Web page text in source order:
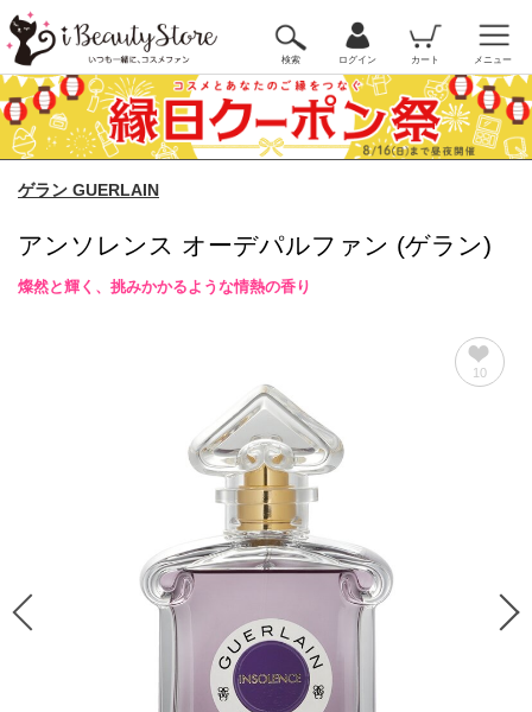
検索 ログイン カート メニュー
ゲラン GUERLAIN
アンソレンス オーデパルファン (ゲラン)
燦然と輝く、挑みかかるような情熱の香り
10